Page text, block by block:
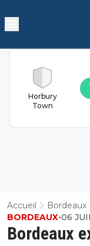
Horbury
Town
Accueil Bordeaux
Bordeaux
BORDEAUX•06